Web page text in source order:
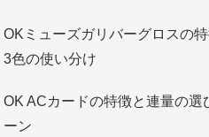
OKミューズガリバーグロスの
3色の使い分け
OK ACカードの特徴と連量の選
ーン